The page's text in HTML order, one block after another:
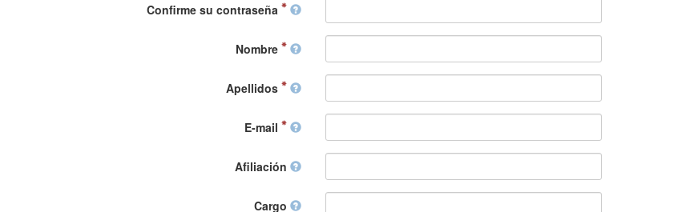
Confirme su contraseña
Nombre
Apellidos
E-mail
Afiliación
Cargo